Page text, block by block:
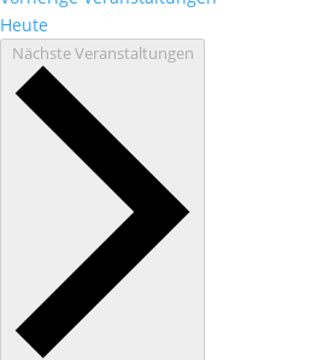
Heute
NächsteVeranstaltungen